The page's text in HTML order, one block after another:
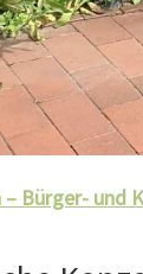
– Bürger- und